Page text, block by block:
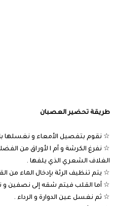
طريقة تحضير العصبان
☆ نقوم بتفصيل الأمعاء و نغسلها
☆ نفرغ الكرشة و أم ا لأوراق من
الغلاف الشعري الذي يلفها .
☆ يتم تنظيف الرئة بإدخال الماء من
☆ أما القلب فيتم شقه إلى نصفين و
☆ ثم نغسل عين الدوارة و الرداء .